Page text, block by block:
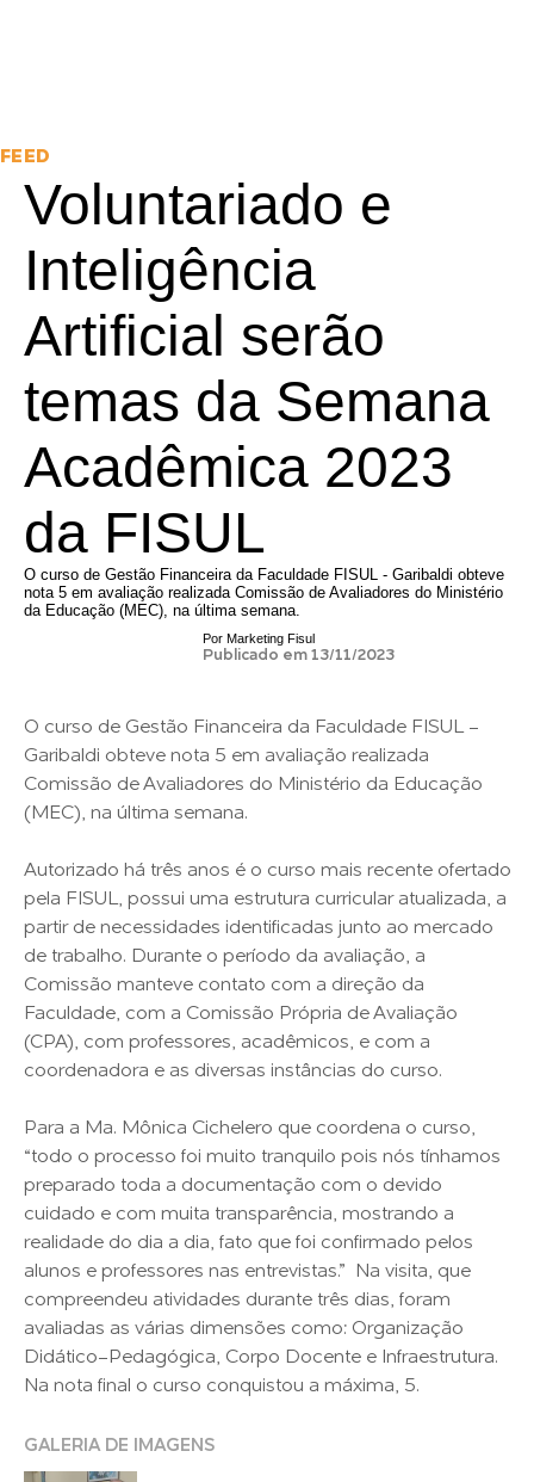
FEED
Voluntariado e
Inteligência
Artificial serão
temas da Semana
Acadêmica 2023
da FISUL
O curso de Gestão Financeira da Faculdade FISUL - Garibaldi obteve
nota 5 em avaliação realizada Comissão de Avaliadores do Ministério
da Educação (MEC), na última semana.
Por Marketing Fisul
Publicado em 13/11/2023
O curso de Gestão Financeira da Faculdade FISUL -
Garibaldi obteve nota 5 em avaliação realizada
Comissão de Avaliadores do Ministério da Educação
(MEC), na última semana.
Autorizado há três anos é o curso mais recente ofertado
pela FISUL, possui uma estrutura curricular atualizada, a
partir de necessidades identificadas junto ao mercado
de trabalho. Durante o período da avaliação, a
Comissão manteve contato com a direção da
Faculdade, com a Comissão Própria de Avaliação
(CPA), com professores, acadêmicos, e com a
coordenadora e as diversas instâncias do curso.
Para a Ma. Mônica Cichelero que coordena o curso,
“todo o processo foi muito tranquilo pois nós tínhamos
preparado toda a documentação com o devido
cuidado e com muita transparência, mostrando a
realidade do dia a dia, fato que foi confirmado pelos
alunos e professores nas entrevistas.” Na visita, que
compreendeu atividades durante três dias, foram
avaliadas as várias dimensões como: Organização
Didático-Pedagógica, Corpo Docente e Infraestrutura.
Na nota final o curso conquistou a máxima, 5.
GALERIA DE IMAGENS